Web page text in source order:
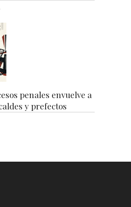
penales envuelve a
y prefectos